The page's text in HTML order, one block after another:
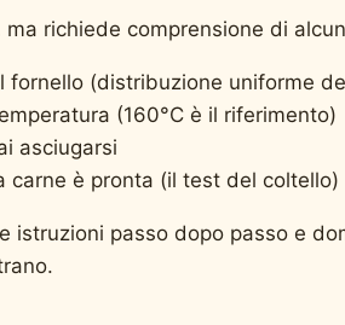
richiede comprensione di
fornello (distribuzione uniforme
(160°C è il riferimento)
asciugarsi
carne è pronta (il test del coltello)
istruzioni passo dopo passo e